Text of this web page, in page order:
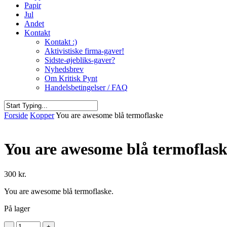
Papir
Jul
Andet
Kontakt
Kontakt :)
Aktivistiske firma-gaver!
Sidste-øjebliks-gaver?
Nyhedsbrev
Om Kritisk Pynt
Handelsbetingelser / FAQ
Close
Forside KopperYou are awesome blå termoflaske
You are awesome blå
300 kr.
You are awesome blå termoflaske.
På lager
You